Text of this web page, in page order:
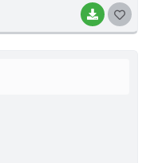
BAIXAR